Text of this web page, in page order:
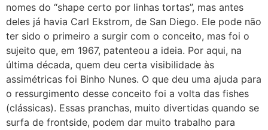
nomes do “shape certo por linhas tortas”, mas antes
deles já havia Carl Ekstrom, de San Diego. Ele pode não
ter sido o primeiro a surgir com o conceito, mas foi o
sujeito que, em 1967, patenteou a ideia. Por aqui, na
última década, quem deu certa visibilidade às
assimétricas foi Binho Nunes. O que deu uma ajuda para
o ressurgimento desse conceito foi a volta das fishes
(clássicas). Essas pranchas, muito divertidas quando se
surfa de frontside, podem dar muito trabalho para